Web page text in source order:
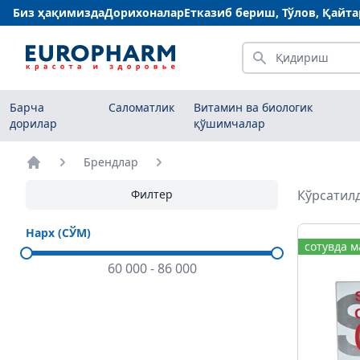
Биз ҳақимиздаДорихоналарЕтказиб бериш, Тўлов,
Қидириш
Барча
дорилар
Саломатлик
Витамин ва биологик
қўшимчалар
Брендлар
Филтер
Нарх (СЎМ)
60 000-86 000
сотувда